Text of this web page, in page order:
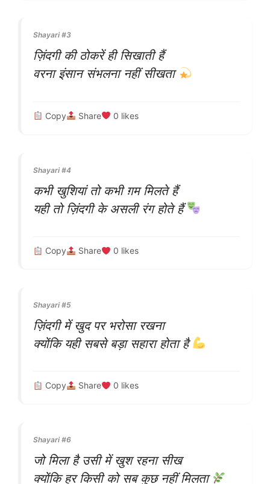
Shayari #3
ज़िंदगी की ठोकरें ही सिखाती हैं
वरना इंसान संभलना नहीं सीखता
Copy Share 0 likes
Shayari #4
कभी खुशियां तो कभी ग़म मिलते हैं
यही तो ज़िंदगी के असली रंग होते हैं
Copy Share 0 likes
Shayari #5
ज़िंदगी में खुद पर भरोसा रखना
क्योंकि यही सबसे बड़ा सहारा होता है
Copy Share 0 likes
Shayari #6
जो मिला है उसी में खुश रहना सीख
क्योंकि हर किसी को सब कुछ नहीं मिलता